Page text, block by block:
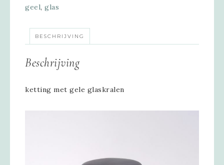
geel, glas
BESCHRIJVING
Beschrijving
ketting met gele glaskralen